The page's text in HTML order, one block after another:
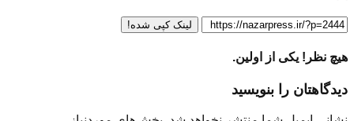
لینک کپی شده!
هیچ نظر! یکی از اولین.
دیدگاهتان را بنویسید